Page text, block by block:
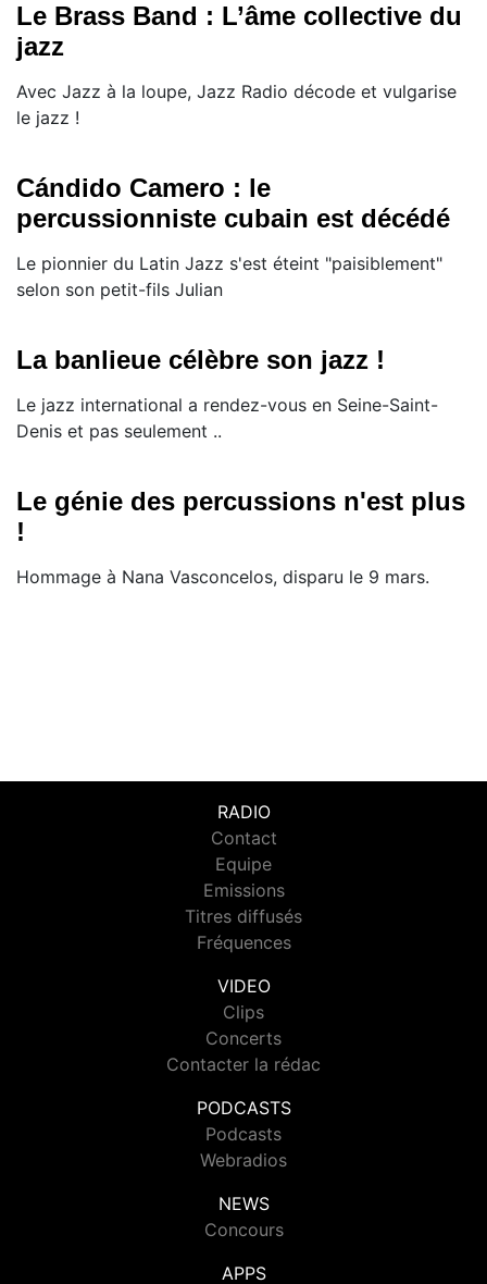
Le Brass Band : L’âme collective du
jazz
Avec Jazz à la loupe, Jazz Radio décode et vulgarise
le jazz !
Cándido Camero : le
percussionniste cubain est décédé
Le pionnier du Latin Jazz s'est éteint "paisiblement"
selon son petit-fils Julian
La banlieue célèbre son jazz !
Le jazz international a rendez-vous en Seine-Saint-
Denis et pas seulement ..
Le génie des percussions n'est plus
!
Hommage à Nana Vasconcelos, disparu le 9 mars.
RADIO
Contact
Equipe
Emissions
Titres diffusés
Fréquences
VIDEO
Clips
Concerts
Contacter la rédac
PODCASTS
Podcasts
Webradios
NEWS
Concours
APPS